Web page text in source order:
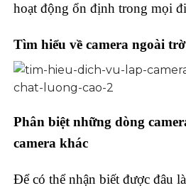
hoạt động ổn định trong mọi
Tìm hiểu về camera ngoài
Phân biệt những dòng
camera khác
Để có thể nhận biết được đâu